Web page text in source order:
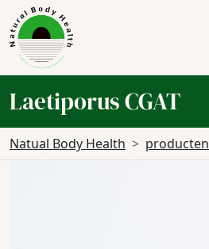
Laetiporus CGAT
Natual Body Health producten